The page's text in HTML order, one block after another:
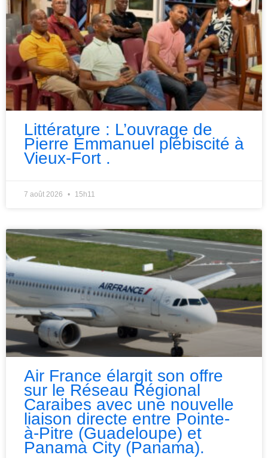
Littérature : L’ouvrage de
Pierre Émmanuel plébiscité à
Vieux-Fort .
7 août 2026 15h11
Air France élargit son offre
sur le Réseau Régional
Caraibes avec une nouvelle
liaison directe entre Pointe-
à-Pitre (Guadeloupe) et
Panama City (Panama).